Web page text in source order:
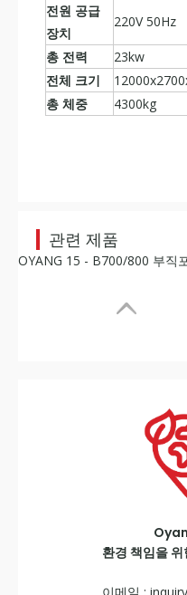
전원 공급
장치
220V 50Hz
총 전력
23kw
전체 크기
총 체중
4300kg
관련 제품
환경 책임을